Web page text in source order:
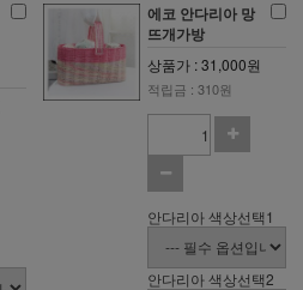
에코 안다리아 망
뜨개가방
상품가 : 31,000원
적립금 : 310원
안다리아 색상선택1
안다리아 색상선택2